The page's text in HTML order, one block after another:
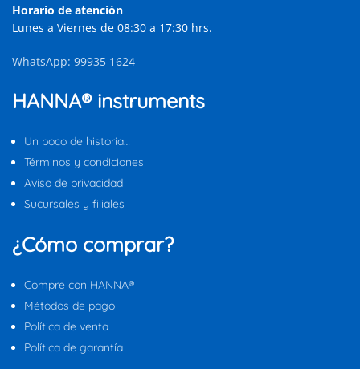
Horario de atención
Lunes a Viernes de 08:30 a 17:30 hrs.
WhatsApp: 99935 1624
HANNA® instruments
Un poco de historia…
Términos y condiciones
Aviso de privacidad
Sucursales y filiales
¿Cómo comprar?
Compre con HANNA®
Métodos de pago
Política de venta
Política de garantía